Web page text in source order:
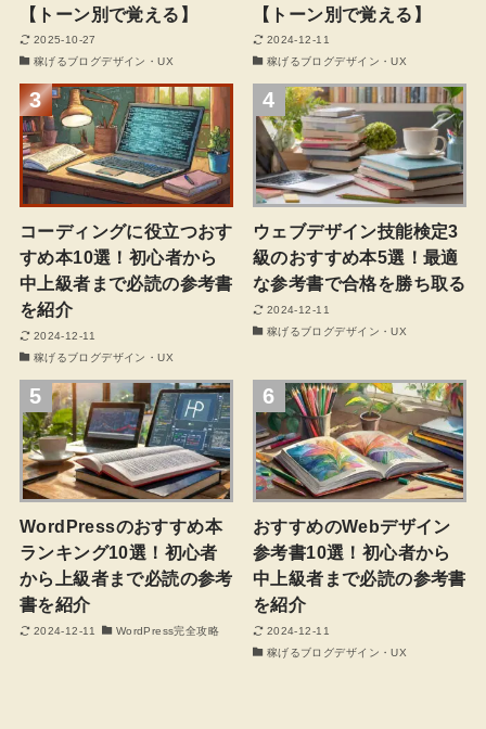
【トーン別で覚える】
2025-10-27
稼げるブログデザイン・UX
【トーン別で覚える】
2024-12-11
稼げるブログデザイン・UX
3
コーディングに役立つおす
すめ本10選！初心者から
中上級者まで必読の参考書
を紹介
2024-12-11
稼げるブログデザイン・UX
4
ウェブデザイン技能検定3
級のおすすめ本5選！最適
な参考書で合格を勝ち取る
2024-12-11
稼げるブログデザイン・UX
5
WordPressのおすすめ本
ランキング10選！初心者
から上級者まで必読の参考
書を紹介
2024-12-11 WordPress完全攻略
6
おすすめのWebデザイン
参考書10選！初心者から
中上級者まで必読の参考書
を紹介
2024-12-11
稼げるブログデザイン・UX